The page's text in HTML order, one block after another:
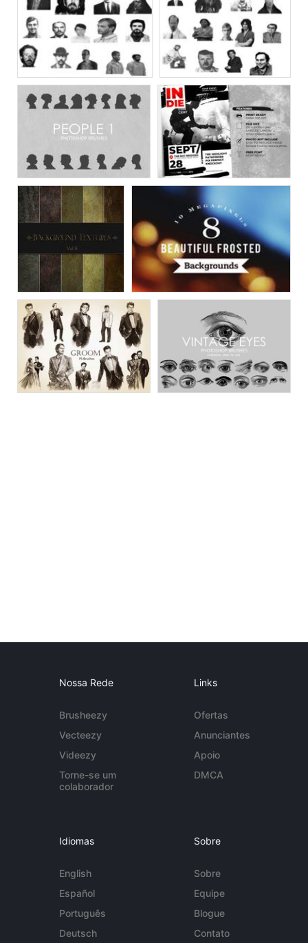
Nossa Rede
Brusheezy
Vecteezy
Videezy
Torne-se um
colaborador
Links
Ofertas
Anunciantes
Apoio
DMCA
Idiomas
English
Español
Português
Deutsch
Sobre
Sobre
Equipe
Blogue
Contato